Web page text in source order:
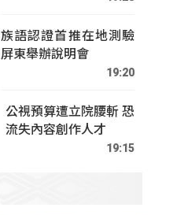
族語認證首推在地測驗
屏東舉辦說明會
19:20
公視預算遭立院腰斬 恐
流失內容創作人才
19:15